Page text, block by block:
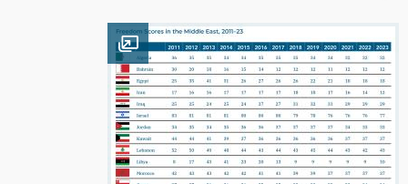
Open image